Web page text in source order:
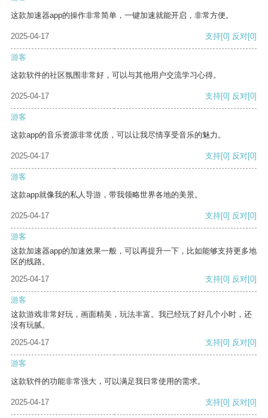
这款加速器app的操作非常简单，一键加速就能开启，非常方便。
2025-04-17 支持[0] 反对[0]
游客
这款软件的社区氛围非常好，可以与其他用户交流学习心得。
2025-04-17 支持[0] 反对[0]
游客
这款app的音乐资源非常优质，可以让我尽情享受音乐的魅力。
2025-04-17 支持[0] 反对[0]
游客
这款app就像我的私人导游，带我领略世界各地的美景。
2025-04-17 支持[0] 反对[0]
游客
这款加速器app的加速效果一般，可以再提升一下，比如能够支持更多地
区的线路。
2025-04-17
支持[0] 反对[0]
游客
这款游戏非常好玩，画面精美，玩法丰富。我已经玩了好几个小时，还
没有玩腻。
2025-04-17
支持[0] 反对[0]
游客
这款软件的功能非常强大，可以满足我日常使用的需求。
2025-04-17 支持[0] 反对[0]